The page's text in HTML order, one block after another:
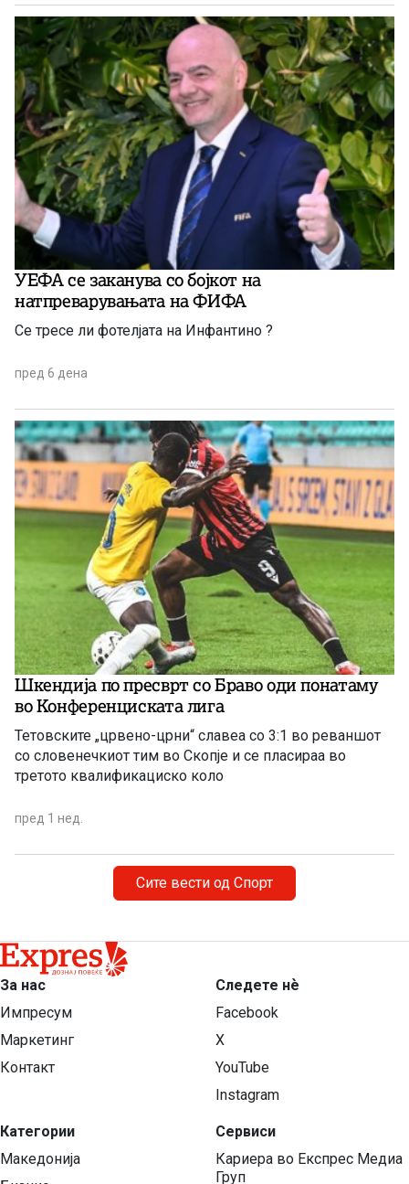
УЕФА се заканува со бојкот на
натпреварувањата на ФИФА
Се тресе ли фотелјата на Инфантино ?
пред 6 дена
Шкендија по пресврт со Браво оди понатаму
во Конференциската лига
Тетовските „црвено-црни“ славеа со 3:1 во реваншот
со словенечкиот тим во Скопје и се пласираа во
третото квалификациско коло
пред 1 нед.
Сите вести од Спорт
За нас
Импресум
Маркетинг
Контакт
Категории
Македонија
Следете нѐ
Facebook
X
YouTube
Instagram
Сервиси
Кариера во Експрес Медиа
Груп